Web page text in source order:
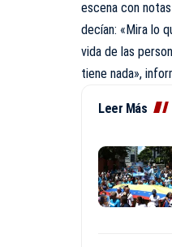
escena con
decían: «Mira lo
vida de las
tiene nada»,
Leer Más